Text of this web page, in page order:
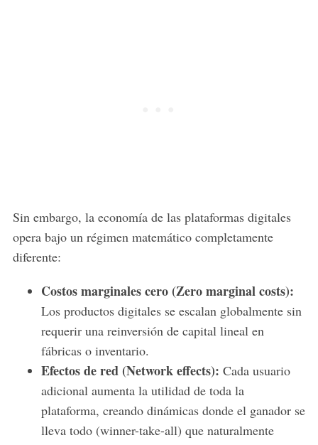
Sin embargo, la economía de las plataformas digitales
opera bajo un régimen matemático completamente
diferente:
Costos marginales cero (Zero marginal costs):
Los productos digitales se escalan globalmente sin
requerir una reinversión de capital lineal en
fábricas o inventario.
Efectos de red (Network effects): Cada usuario
adicional aumenta la utilidad de toda la
plataforma, creando dinámicas donde el ganador se
lleva todo (winner-take-all) que naturalmente